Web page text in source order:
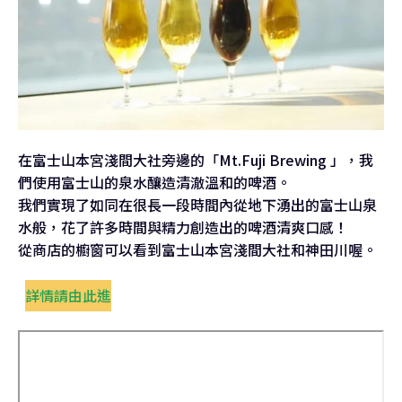
在富士山本宮淺間大社旁邊的「Mt.Fuji Brewing 」，我
們使用富士山的泉水釀造清澈溫和的啤酒。
我們實現了如同在很長一段時間內從地下湧出的富士山泉
水般，花了許多時間與精力創造出的啤酒清爽口感！
從商店的櫥窗可以看到富士山本宮淺間大社和神田川喔。
詳情請由此進